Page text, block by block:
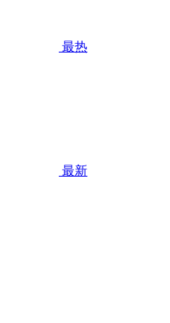
最热
最新